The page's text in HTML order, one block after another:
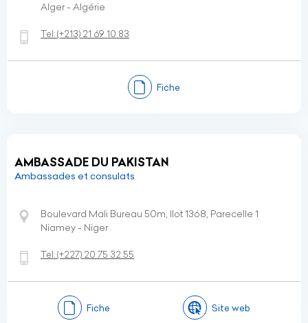
Alger - Algérie
Tel:(+213) 21 69 10 83
Fiche
AMBASSADE DU PAKISTAN
Ambassades et consulats
Boulevard Mali Bureau 50m, Ilot 1368, Parecelle 1
Niamey - Niger
Tel:(+227) 20 75 32 55
Fiche Site web